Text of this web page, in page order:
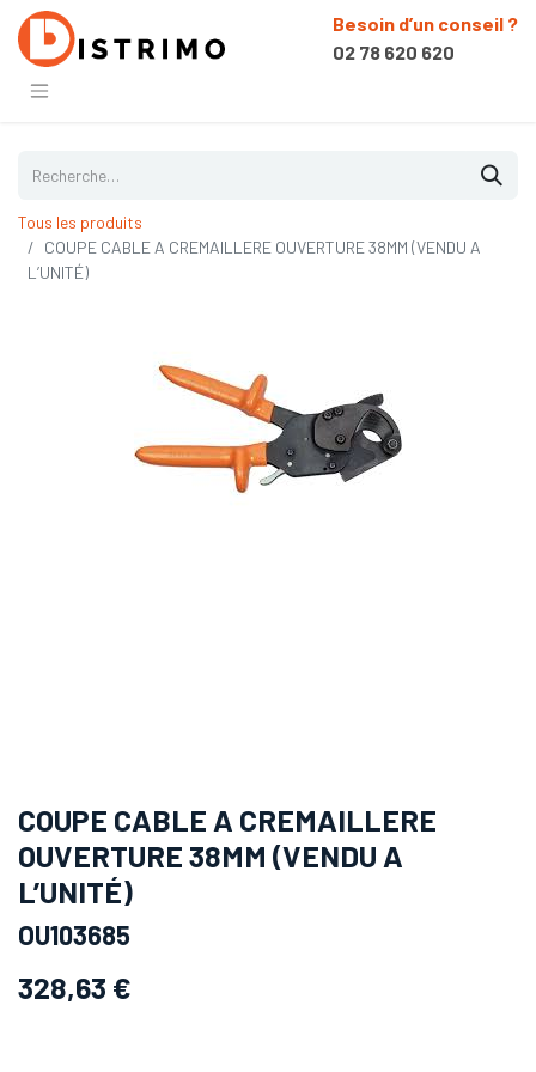
Besoin d’un conseil ?
02 78 620 620
Tous les produits
COUPE CABLE A CREMAILLERE OUVERTURE 38MM (VENDU A
L’UNITÉ)
COUPE CABLE A CREMAILLERE
OUVERTURE 38MM (VENDU A
L’UNITÉ)
OU103685
328,63 €